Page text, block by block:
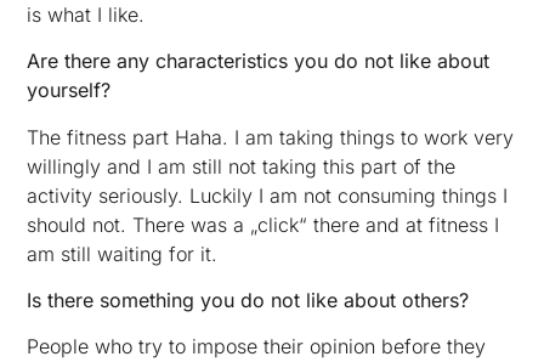
is what I like.
Are there any characteristics you do not like about
yourself?
The fitness part Haha. I am taking things to work very
willingly and I am still not taking this part of the
activity seriously. Luckily I am not consuming things I
should not. There was a „click“ there and at fitness I
am still waiting for it.
Is there something you do not like about others?
People who try to impose their opinion before they